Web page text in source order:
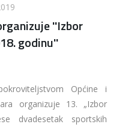
''Izbor
godinu''
Općine i
organizuje 13. „Izbor
dvadesetak sportskih